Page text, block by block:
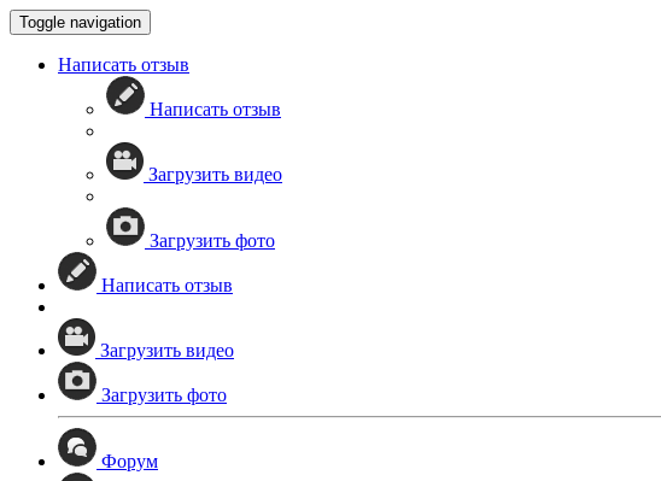
Toggle navigation
Написать отзыв
Написать отзыв
Загрузить видео
Загрузить фото
Написать отзыв
Загрузить видео
Загрузить фото
Форум